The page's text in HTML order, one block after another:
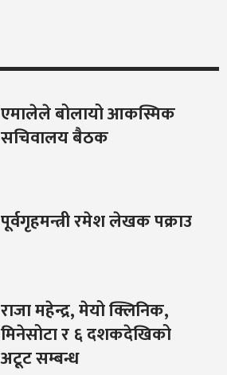
एमालेले बोलायो आकस्मिक
सचिवालय बैठक
पूर्वगृहमन्त्री रमेश लेखक पक्राउ
राजा महेन्द्र, मेयो क्लिनिक,
मिनेसोटा र ६ दशकदेखिको
अटूट सम्बन्ध